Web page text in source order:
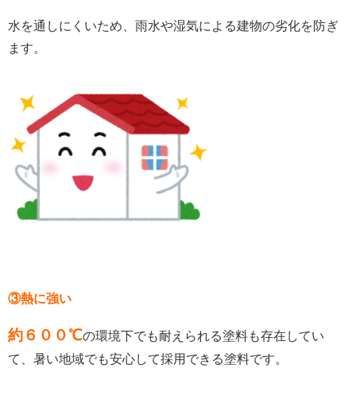
水を通しにくいため、雨水や湿気による建物の劣化を防ぎ
ます。
③熱に強い
約６００℃の環境下でも耐えられる塗料も存在してい
て、暑い地域でも安心して採用できる塗料です。